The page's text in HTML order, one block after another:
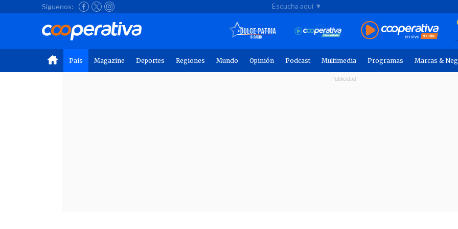
Síguenos: Escucha aquí ▼
País Magazine Deportes Regiones Mundo Opinión Podcast Multimedia Programas Marcas &